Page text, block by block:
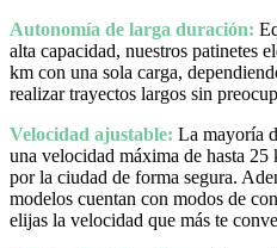
Autonomía de larga duración:
alta capacidad, nuestros patinetes
km con una sola carga,
realizar trayectos largos sin
Velocidad ajustable: La mayoría
una velocidad máxima de hasta
por la ciudad de forma segura.
modelos cuentan con modos de
elijas la velocidad que más te